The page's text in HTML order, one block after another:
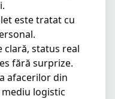
este tratat cu
clară, status real
fără surprize.
afacerilor din
logistic